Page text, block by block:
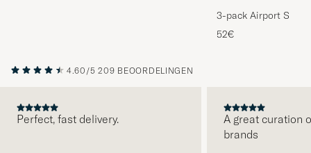
3-pack Airport
Melange
52€
4.60/5 209 BEOORDELINGEN
Perfect, fast delivery.
A great curation
brands